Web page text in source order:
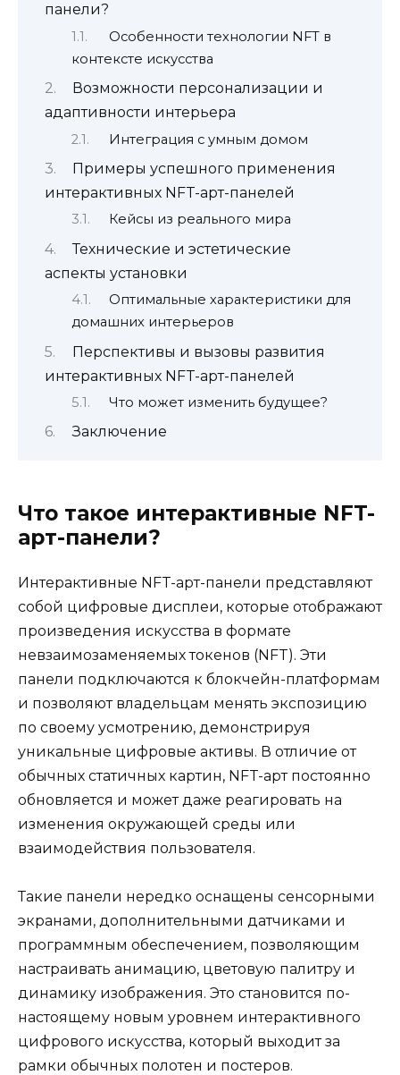
панели?
Особенности технологии NFT в
контексте искусства
Возможности персонализации и
адаптивности интерьера
Интеграция с умным домом
Примеры успешного применения
интерактивных NFT-арт-панелей
Кейсы из реального мира
Технические и эстетические
аспекты установки
Оптимальные характеристики для
домашних интерьеров
Перспективы и вызовы развития
интерактивных NFT-арт-панелей
Что может изменить будущее?
Заключение
Что такое интерактивные NFT-
арт-панели?
Интерактивные NFT-арт-панели представляют
собой цифровые дисплеи, которые отображают
произведения искусства в формате
невзаимозаменяемых токенов (NFT). Эти
панели подключаются к блокчейн-платформам
и позволяют владельцам менять экспозицию
по своему усмотрению, демонстрируя
уникальные цифровые активы. В отличие от
обычных статичных картин, NFT-арт постоянно
обновляется и может даже реагировать на
изменения окружающей среды или
взаимодействия пользователя.
Такие панели нередко оснащены сенсорными
экранами, дополнительными датчиками и
программным обеспечением, позволяющим
настраивать анимацию, цветовую палитру и
динамику изображения. Это становится по-
настоящему новым уровнем интерактивного
цифрового искусства, который выходит за
рамки обычных полотен и постеров.